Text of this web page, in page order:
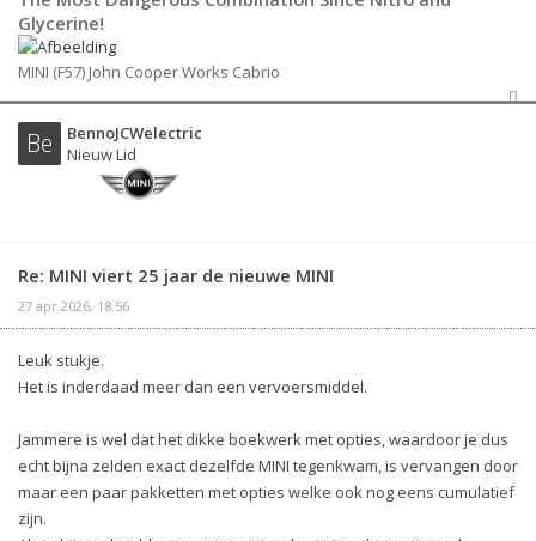
Glycerine!
MINI (F57) John Cooper Works Cabrio
Be
BennoJCWelectric
Nieuw Lid
Re: MINI viert 25 jaar de nieuwe MINI
27 apr 2026, 18:56
Leuk stukje.
Het is inderdaad meer dan een vervoersmiddel.
Jammere is wel dat het dikke boekwerk met opties, waardoor je dus
echt bijna zelden exact dezelfde MINI tegenkwam, is vervangen door
maar een paar pakketten met opties welke ook nog eens cumulatief
zijn.